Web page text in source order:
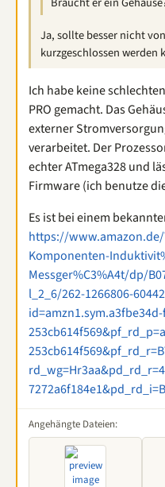
Ja, sollte besser nicht
kurzgeschlossen werden
Ich habe keine
PRO gemacht. Das
externer
verarbeitet. Der
echter ATmega328 und
Firmware (ich benutze
Es ist bei einem
https://
Komponenten-
Messger%C3%A4t/dp/
l_2_6/262-1266806-
Angehängte Dateien: